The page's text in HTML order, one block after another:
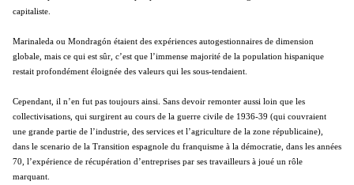
capitaliste.
Marinaleda ou Mondragón étaient des expériences autogestionnaires de dimension
globale, mais ce qui est sûr, c’est que l’immense majorité de la population hispanique
restait profondément éloignée des valeurs qui les sous-tendaient.
Cependant, il n’en fut pas toujours ainsi. Sans devoir remonter aussi loin que les
collectivisations, qui surgirent au cours de la guerre civile de 1936-39 (qui couvraient
une grande partie de l’industrie, des services et l’agriculture de la zone républicaine),
dans le scenario de la Transition espagnole du franquisme à la démocratie, dans les années
70, l’expérience de récupération d’entreprises par ses travailleurs à joué un rôle
marquant.